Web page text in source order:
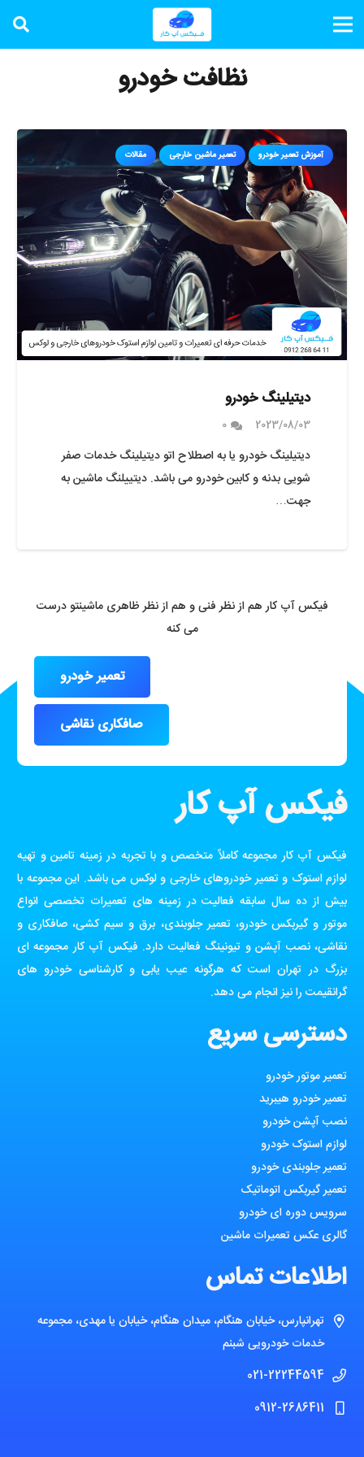
نظافت خودرو
آموزش تعمیر خودرو تعمیر ماشین خارجی مقالات
دیتیلینگ خودرو
2023/08/03
0
دیتیلینگ خودرو یا به اصطلاح اتو دیتیلینگ خدمات صفر
شویی بدنه و کابین خودرو می باشد. دیتییلنگ ماشین به
جهت…
فیکس آپ کار هم از نظر فنی و هم از نظر ظاهری ماشینتو درست
می کنه
تعمیر خودرو
صافکاری نقاشی
فیکس آپ کار
فیکس آپ کار مجموعه کاملاً متخصص و با تجربه در زمینه تامین و تهیه
لوازم استوک و تعمیر خودروهای خارجی و لوکس می باشد. این مجموعه با
بیش از ده سال سابقه فعالیت در زمینه های تعمیرات تخصصی انواع
موتور و گیربکس خودرو، تعمیر جلوبندی، برق و سیم کشی، صافکاری و
نقاشی، نصب آپشن و تیونینگ فعالیت دارد. فیکس آپ کار مجموعه ای
بزرگ در تهران است که هرگونه عیب یابی و کارشناسی خودرو های
گرانقیمت را نیز انجام می دهد.
دسترسی سریع
تعمیر موتور خودرو
تعمیر خودرو هیبرید
نصب آپشن خودرو
لوازم استوک خودرو
تعمیر جلوبندی خودرو
تعمیر گیربکس اتوماتیک
سرویس دوره ای خودرو
گالری عکس تعمیرات ماشین
اطلاعات تماس
تهرانپارس، خیابان هنگام، میدان هنگام، خیابان یا مهدی، مجموعه
خدمات خودرویی شبنم
021-22244594
0912-2686411